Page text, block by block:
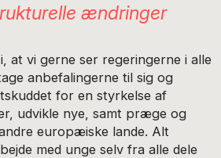
ændringer
at vi gerne ser regeringerne i alle
anbefalingerne til sig og
for en styrkelse af
udvikle nye, samt præge og
europæiske lande. Alt
med unge selv fra alle dele